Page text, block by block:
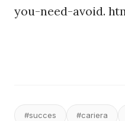
you-need-avoid.
#succes #cariera